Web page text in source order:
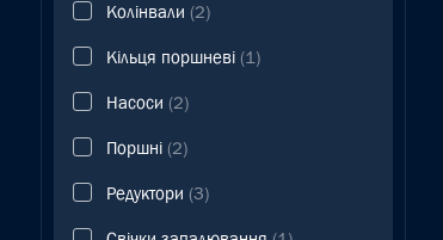
Колінвали (2)
Кільця поршневі (1)
Насоси (2)
Поршні (2)
Редуктори (3)